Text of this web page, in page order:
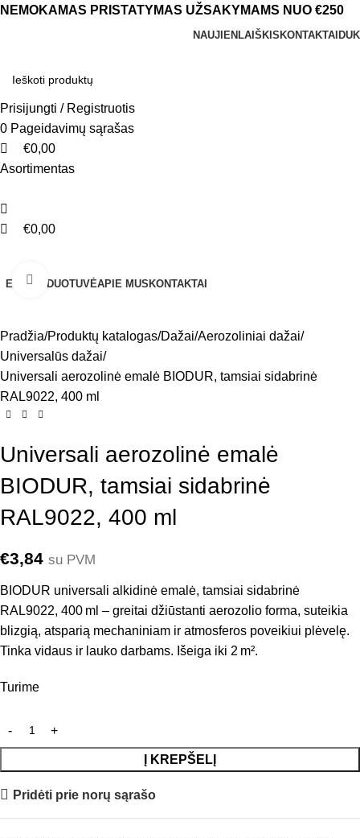
NEMOKAMAS PRISTATYMAS UŽSAKYMAMS NUO €250
NAUJIENLAIŠKISKONTAKTAIDUK
Prisijungti / Registruotis
0 Pageidavimų sąrašas
€0,00
Asortimentas
€0,00
EL. PARDUOTUVĖAPIE MUS KONTAKTAI
Click to enlarge
Pradžia Produktų katalogas Dažai Aerozoliniai dažai
Universalūs dažai
Universali aerozolinė emalė BIODUR, tamsiai sidabrinė
RAL9022, 400 ml
Universali aerozolinė emalė
BIODUR, tamsiai sidabrinė
RAL9022, 400 ml
€3,84 su PVM
BIODUR universali alkidinė emalė, tamsiai sidabrinė
RAL9022, 400 ml – greitai džiūstanti aerozolio forma, suteikia
blizgią, atsparią mechaniniam ir atmosferos poveikiui plėvelę.
Tinka vidaus ir lauko darbams. Išeiga iki 2 m².
Turime
Į KREPŠELĮ
Pridėti prie norų sąrašo